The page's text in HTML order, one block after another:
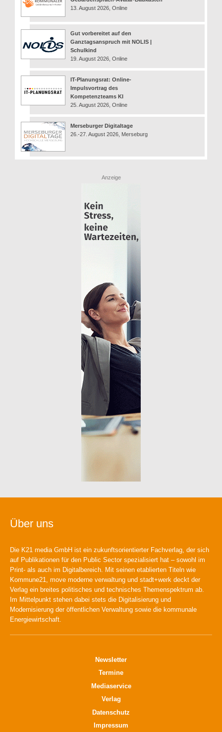
13. August 2026, Online
Gut vorbereitet auf den
Ganztagsanspruch mit NOLIS |
Schulkind
19. August 2026, Online
IT-Planungsrat: Online-
Impulsvortrag des
Kompetenzteams KI
25. August 2026, Online
Merseburger Digitaltage
26.-27. August 2026, Merseburg
Anzeige
Über uns
Die K21 media GmbH ist ein zukunftsorientierter Fachverlag, der sich
auf Publikationen für den Public Sector spezialisiert hat – sowohl im
Print- als auch im Digitalbereich. Mit seinen etablierten Titeln wie
Kommune21, move moderne verwaltung und stadt+werk deckt der
Verlag ein breites politisches und technisches Themenspektrum ab.
Im Mittelpunkt stehen dabei stets die Digitalisierung und
Modernisierung der öffentlichen Verwaltung sowie die kommunale
Energiewirtschaft.
Newsletter
Termine
Mediaservice
Verlag
Datenschutz
Impressum